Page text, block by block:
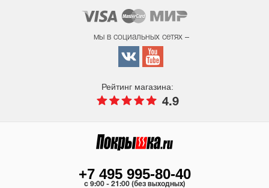
мы в социальных сетях –
Рейтинг магазина:
4.9
+7 495 995-80-40
c 9:00 - 21:00 (без выходных)